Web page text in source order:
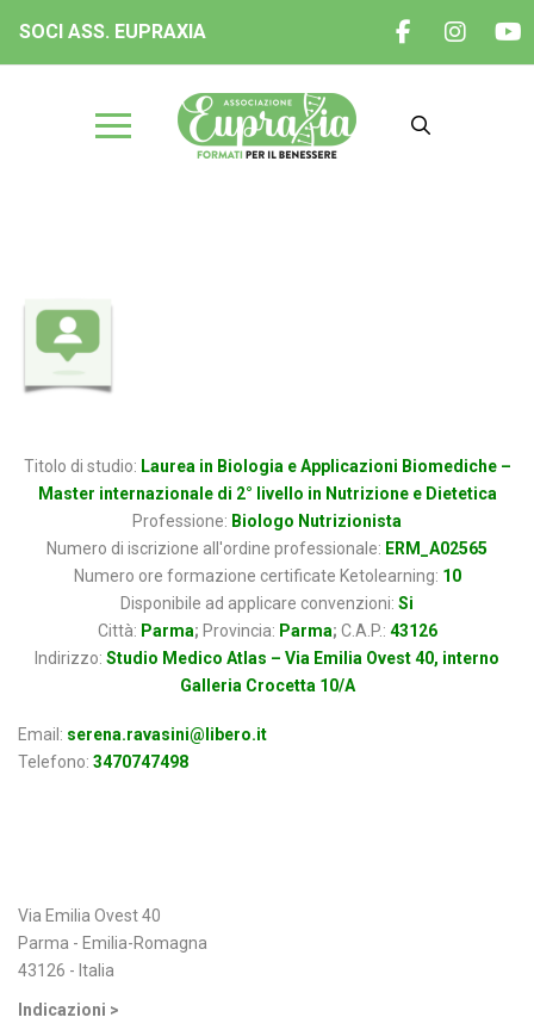
SOCI ASS. EUPRAXIA
Titolo di studio: Laurea in Biologia e Applicazioni Biomediche –
Master internazionale di 2° livello in Nutrizione e Dietetica
Professione: Biologo Nutrizionista
Numero di iscrizione all'ordine professionale: ERM_A02565
Numero ore formazione certificate Ketolearning: 10
Disponibile ad applicare convenzioni: Si
Città: Parma; Provincia: Parma; C.A.P.: 43126
Indirizzo: Studio Medico Atlas – Via Emilia Ovest 40, interno
Galleria Crocetta 10/A
Email: serena.ravasini@libero.it
Telefono: 3470747498
Via Emilia Ovest 40
Parma - Emilia-Romagna
43126 - Italia
Indicazioni >